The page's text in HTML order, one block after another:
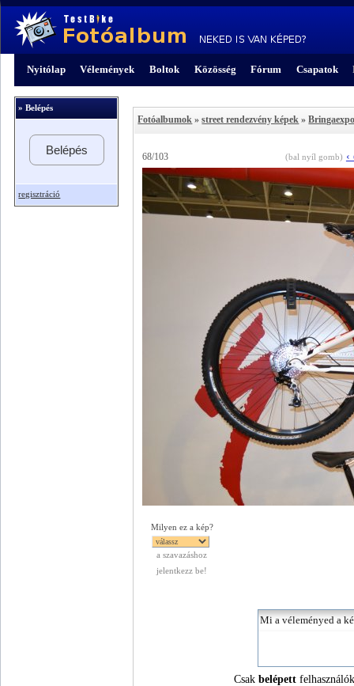
Nyitólap Vélemények Boltok Közösség Fórum Csapatok
» Belépés
Belépés
regisztráció
Fotóalbumok »street rendezvény képek »
68/103 (bal nyíl gomb) ‹
Milyen ez a kép?
a szavazáshoz
jelentkezz be!
Csakbelépett